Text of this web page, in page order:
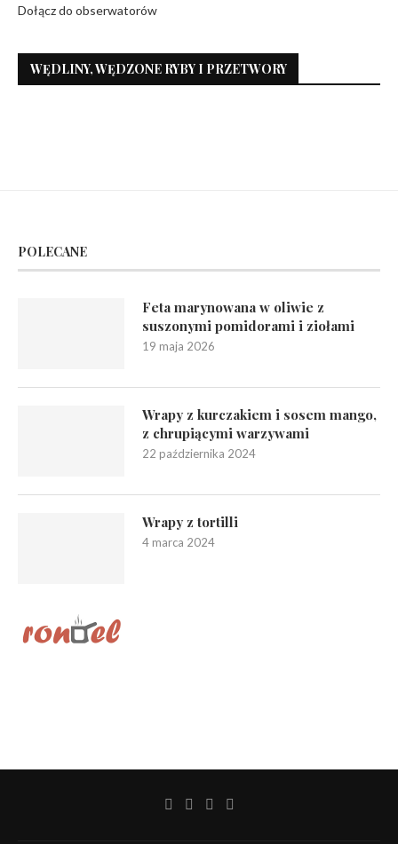
Dołącz do obserwatorów
WĘDLINY, WĘDZONE RYBY I PRZETWORY
POLECANE
Feta marynowana w oliwie z
suszonymi pomidorami i ziołami
19 maja 2026
Wrapy z kurczakiem i sosem mango,
z chrupiącymi warzywami
22 października 2024
Wrapy z tortilli
4 marca 2024